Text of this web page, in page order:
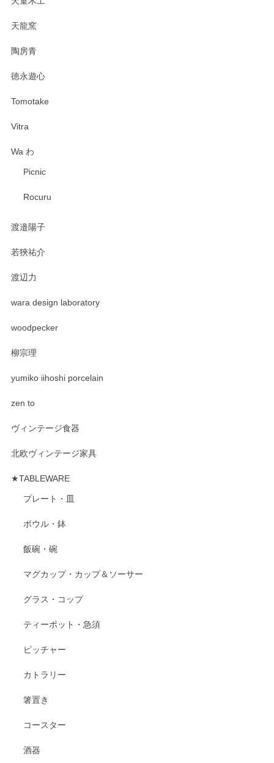
天龍窯
陶房青
徳永遊心
Tomotake
Vitra
Wa わ
Picnic
Rocuru
渡邉陽子
若狹祐介
渡辺力
wara design laboratory
woodpecker
柳宗理
yumiko iihoshi porcelain
zen to
ヴィンテージ食器
北欧ヴィンテージ家具
★TABLEWARE
プレート・皿
ボウル・鉢
飯碗・碗
マグカップ・カップ＆ソーサー
グラス・コップ
ティーポット・急須
ピッチャー
カトラリー
箸置き
コースター
酒器